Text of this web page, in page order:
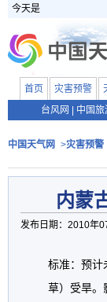
今天是
首页 灾害预警
台风网
中国旅
中国天气网 >灾害预警
内蒙
发布日期：2010年
标准：预计
草）受旱。